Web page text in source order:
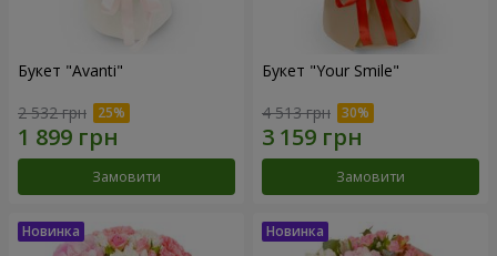
Букет "Avanti"
2 532 грн
Замовити
Букет "Your Smile"
4 513 грн
Замовити